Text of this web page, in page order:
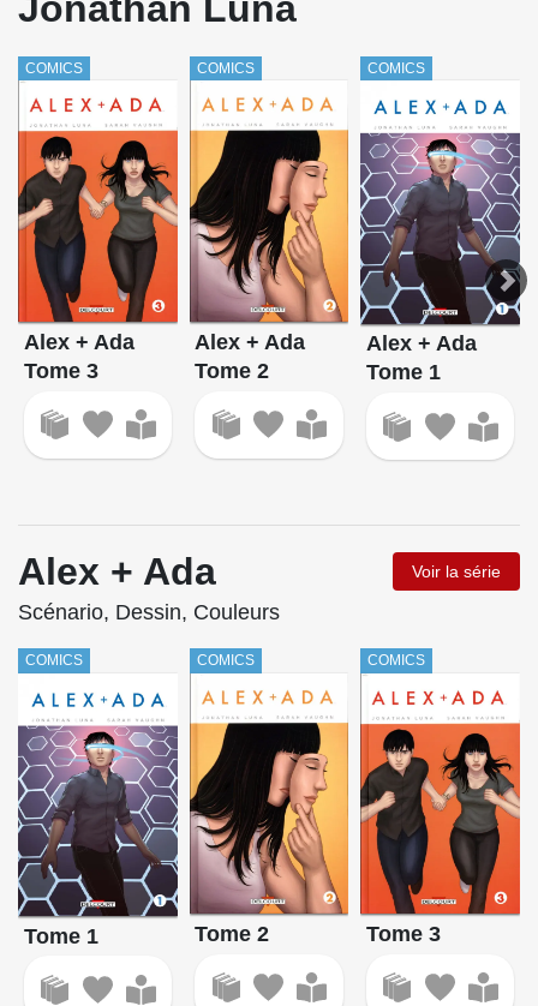
COMICS
Alex + Ada
Tome 3
COMICS
Alex + Ada
Tome 2
COMICS
Alex + Ada
Tome 1
Alex + Ada Voir la série
Scénario, Dessin, Couleurs
COMICS
Tome 1
COMICS
Tome 2
COMICS
Tome 3